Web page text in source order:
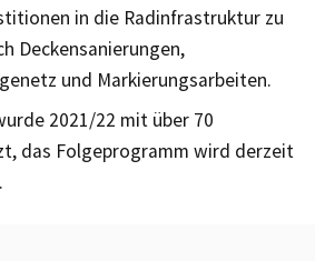
in die Radinfrastruktur zu
Deckensanierungen,
und Markierungsarbeiten.
2021/22 mit über 70
das Folgeprogramm wird derzeit